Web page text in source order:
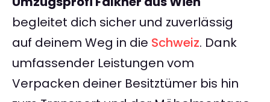
begleitet dich sicher und zuverlässig
auf deinem Weg in die Schweiz. Dank
umfassender Leistungen vom
Verpacken deiner Besitztümer bis hin